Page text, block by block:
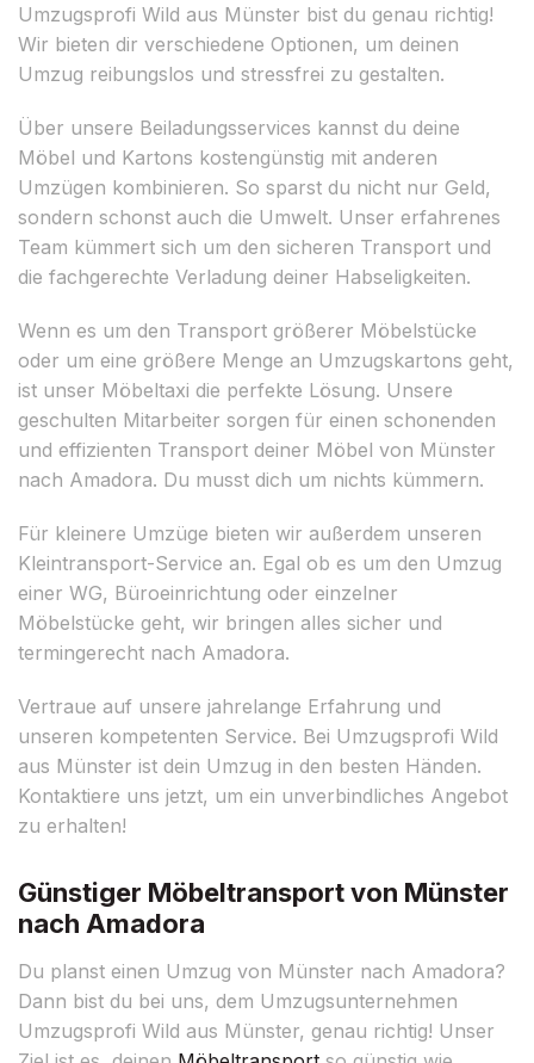
Umzugsprofi Wild aus Münster bist du genau richtig!
Wir bieten dir verschiedene Optionen, um deinen
Umzug reibungslos und stressfrei zu gestalten.
Über unsere Beiladungsservices kannst du deine
Möbel und Kartons kostengünstig mit anderen
Umzügen kombinieren. So sparst du nicht nur Geld,
sondern schonst auch die Umwelt. Unser erfahrenes
Team kümmert sich um den sicheren Transport und
die fachgerechte Verladung deiner Habseligkeiten.
Wenn es um den Transport größerer Möbelstücke
oder um eine größere Menge an Umzugskartons geht,
ist unser Möbeltaxi die perfekte Lösung. Unsere
geschulten Mitarbeiter sorgen für einen schonenden
und effizienten Transport deiner Möbel von Münster
nach Amadora. Du musst dich um nichts kümmern.
Für kleinere Umzüge bieten wir außerdem unseren
Kleintransport-Service an. Egal ob es um den Umzug
einer WG, Büroeinrichtung oder einzelner
Möbelstücke geht, wir bringen alles sicher und
termingerecht nach Amadora.
Vertraue auf unsere jahrelange Erfahrung und
unseren kompetenten Service. Bei Umzugsprofi Wild
aus Münster ist dein Umzug in den besten Händen.
Kontaktiere uns jetzt, um ein unverbindliches Angebot
zu erhalten!
Günstiger Möbeltransport von Münster
nach Amadora
Du planst einen Umzug von Münster nach Amadora?
Dann bist du bei uns, dem Umzugsunternehmen
Umzugsprofi Wild aus Münster, genau richtig! Unser